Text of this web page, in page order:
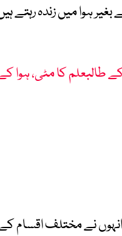
ہوا میں زندہ رہتے
طالبعلم کا مٹی، ہوا
نے مختلف اقسام کے